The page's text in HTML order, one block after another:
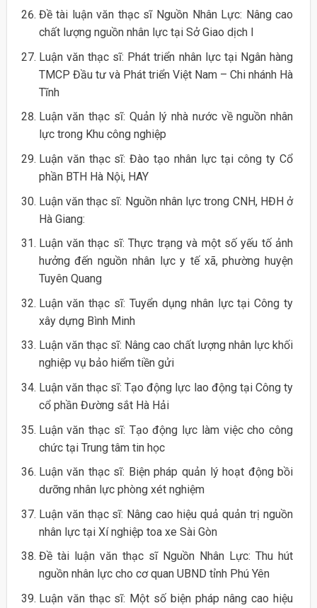
Đề tài luận văn thạc sĩ Nguồn Nhân Lực: Nâng cao
chất lượng nguồn nhân lực tại Sở Giao dịch I
Luận văn thạc sĩ: Phát triển nhân lực tại Ngân hàng
TMCP Đầu tư và Phát triển Việt Nam – Chi nhánh Hà
Tĩnh
Luận văn thạc sĩ: Quản lý nhà nước về nguồn nhân
lực trong Khu công nghiệp
Luận văn thạc sĩ: Đào tạo nhân lực tại công ty Cổ
phần BTH Hà Nội, HAY
Luận văn thạc sĩ: Nguồn nhân lực trong CNH, HĐH ở
Hà Giang:
Luận văn thạc sĩ: Thực trạng và một số yếu tố ảnh
hưởng đến nguồn nhân lực y tế xã, phường huyện
Tuyên Quang
Luận văn thạc sĩ: Tuyển dụng nhân lực tại Công ty
xây dựng Bình Minh
Luận văn thạc sĩ: Nâng cao chất lượng nhân lực khối
nghiệp vụ bảo hiểm tiền gửi
Luận văn thạc sĩ: Tạo động lực lao động tại Công ty
cổ phần Đường sắt Hà Hải
Luận văn thạc sĩ: Tạo động lực làm việc cho công
chức tại Trung tâm tin học
Luận văn thạc sĩ: Biện pháp quản lý hoạt động bồi
dưỡng nhân lực phòng xét nghiệm
Luận văn thạc sĩ: Nâng cao hiệu quả quản trị nguồn
nhân lực tại Xí nghiệp toa xe Sài Gòn
Đề tài luận văn thạc sĩ Nguồn Nhân Lực: Thu hút
nguồn nhân lực cho cơ quan UBND tỉnh Phú Yên
Luận văn thạc sĩ: Một số biện pháp nâng cao hiệu